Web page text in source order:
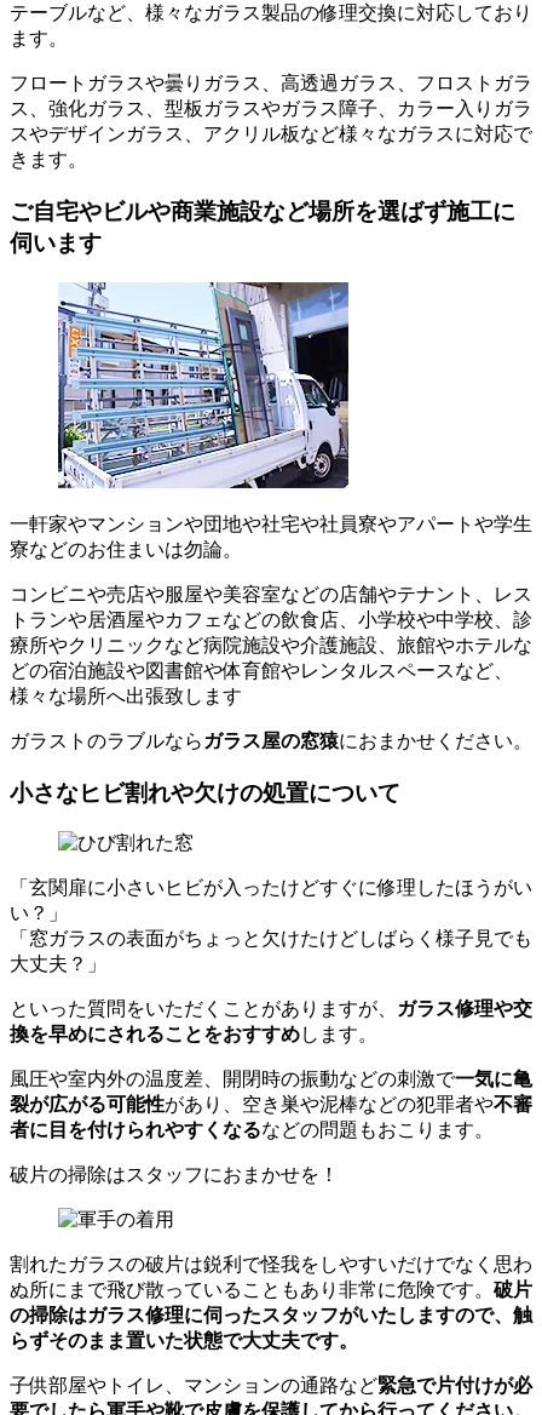
テーブルなど、様々なガラス製品の修理交換に対応しており
ます。
フロートガラスや曇りガラス、高透過ガラス、フロストガラ
ス、強化ガラス、型板ガラスやガラス障子、カラー入りガラ
スやデザインガラス、アクリル板など様々なガラスに対応で
きます。
ご自宅やビルや商業施設など場所を選ばず施工に
伺います
一軒家やマンションや団地や社宅や社員寮やアパートや学生
寮などのお住まいは勿論。
コンビニや売店や服屋や美容室などの店舗やテナント、レス
トランや居酒屋やカフェなどの飲食店、小学校や中学校、診
療所やクリニックなど病院施設や介護施設、旅館やホテルな
どの宿泊施設や図書館や体育館やレンタルスペースなど、
様々な場所へ出張致します
ガラストのラブルなら ガラス屋の窓猿におまかせください。
小さなヒビ割れや欠けの処置について
「玄関扉に小さいヒビが入ったけどすぐに修理したほうがい
い？」
「窓ガラスの表面がちょっと欠けたけどしばらく様子見でも
大丈夫？」
といった質問をいただくことがありますが、
ガラス修理や交
換を早めにされることをおすすめします。
風圧や室内外の温度差、開閉時の振動などの刺激で一気に亀
裂が広がる可能性があり、空き巣や泥棒などの犯罪者や不審
者に目を付けられやすくなるなどの問題もおこります。
破片の掃除はスタッフにおまかせを！
割れたガラスの破片は鋭利で怪我をしやすいだけでなく思わ
ぬ所にまで飛び散っていることもあり非常に危険です。 破片
の掃除はガラス修理に伺ったスタッフがいたしますので、触
らずそのまま置いた状態で大丈夫です。
子供部屋やトイレ、マンションの通路など緊急で片付けが必